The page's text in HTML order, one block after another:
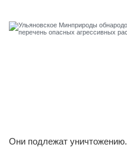
Они подлежат уничтожению.